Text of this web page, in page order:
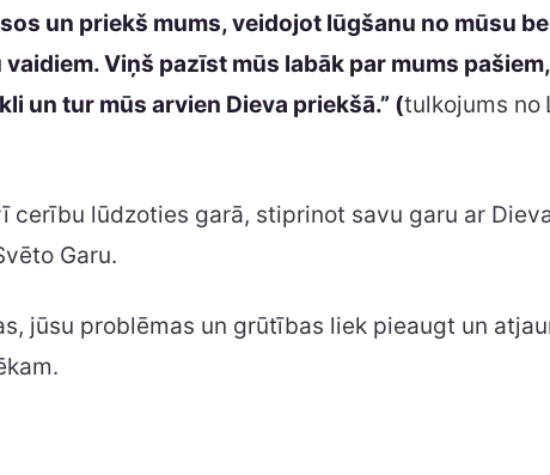
un priekš mums, veidojot lūgšanu no mūsu
Viņš pazīst mūs labāk par mums
un tur mūs arvien Dieva priekšā.” (tulkojums no
cerību lūdzoties garā, stiprinot savu garu ar
Garu.
jūsu problēmas un grūtības liek pieaugt un